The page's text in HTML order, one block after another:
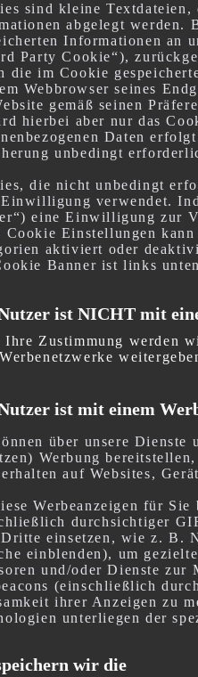
sind kleine Textdateien,
abgelegt werden.
Informationen an
Party Cookie“),
die im Cookie
Webbrowser seines
gemäß seinen
hierbei aber nur das
Daten
unbedingt
die nicht unbedingt
verwendet.
eine Einwilligung zur
Cookie Einstellungen
aktiviert oder
Banner ist links
ist NICHT mit
Ihre Zustimmung werden
ist mit einem
über unsere Dienste
Werbung
auf Websites,
Werbeanzeigen für
durchsichtiger
einsetzen, wie z. B.
einblenden), um
und/oder Dienste zur
(einschließlich
ihrer Anzeigen zu
unterliegen der
wir die